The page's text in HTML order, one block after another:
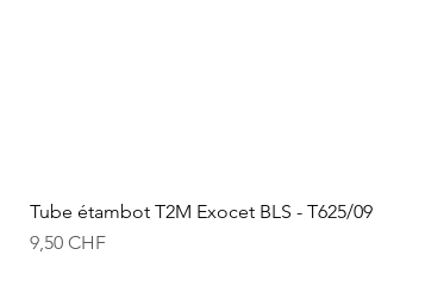
Tube étambot T2M Exocet BLS - T625/09
Prix
9,50 CHF